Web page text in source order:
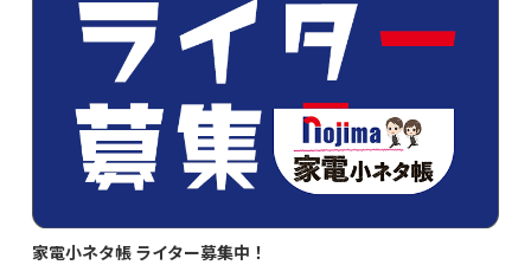
家電小ネタ帳 ライター募集中！